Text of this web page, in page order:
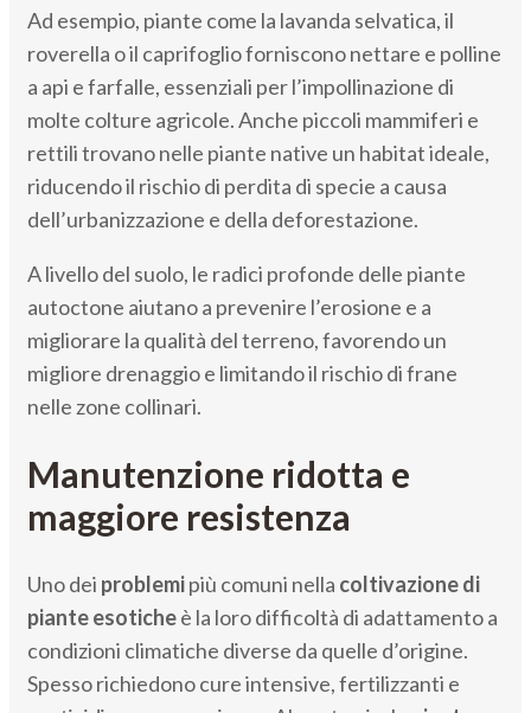
Ad esempio, piante come la lavanda selvatica, il
roverella o il caprifoglio forniscono nettare e polline
a api e farfalle, essenziali per l’impollinazione di
molte colture agricole. Anche piccoli mammiferi e
rettili trovano nelle piante native un habitat ideale,
riducendo il rischio di perdita di specie a causa
dell’urbanizzazione e della deforestazione.
A livello del suolo, le radici profonde delle piante
autoctone aiutano a prevenire l’erosione e a
migliorare la qualità del terreno, favorendo un
migliore drenaggio e limitando il rischio di frane
nelle zone collinari.
Manutenzione ridotta e
maggiore resistenza
Uno dei problemipiù comuni nella coltivazione di
piante esoticheè la loro difficoltà di adattamento a
condizioni climatiche diverse da quelle d’origine.
Spesso richiedono cure intensive, fertilizzanti e